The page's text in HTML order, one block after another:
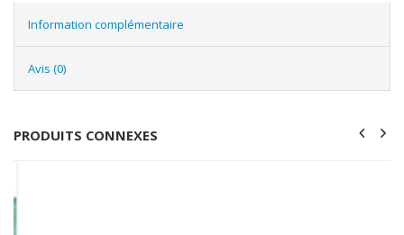
Information complémentaire
Avis (0)
PRODUITS CONNEXES